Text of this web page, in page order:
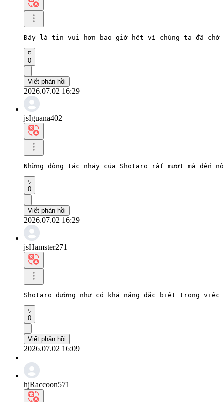
Đây là tin vui hơn bao giờ hết vì chúng ta đã chờ
0
Viết phản hồi
2026.07.02 16:29
jsIguana402
Những động tác nhảy của Shotaro rất mượt mà
0
Viết phản hồi
2026.07.02 16:29
jsHamster271
Shotaro dường như có khả năng đặc biệt trong
0
Viết phản hồi
2026.07.02 16:09
hjRaccoon571